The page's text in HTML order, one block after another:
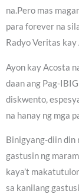
na.Pero mas
para forever na
Radyo Veritas kay
Ayon kay Acosta
daan ang Pag-
diskwento,
na hanay ng mga
Binigyang-diin din
gastusin ng
kaya’t
sa kanilang